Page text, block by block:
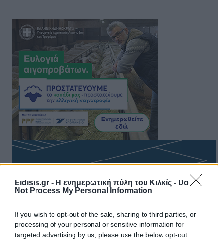
Eidisis.gr - Η ενημερωτική πύλη του Κιλκίς - Do
Not Process My Personal Information
If you wish to opt-out of the sale, sharing to third parties, or
processing of your personal or sensitive information for
targeted advertising by us, please use the below opt-out